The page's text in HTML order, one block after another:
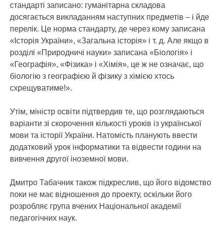
стандарті записано: гуманітарна складова
досягається викладанням наступних предметів – і йде
перелік. Це норма стандарту, де через кому записана
«Історія України», «Загальна історія» і т. д. Але якщо в
розділі «Природничі науки» записана «Біологія» і
«Географія», «Фізика» і «Хімія», це ж не означає, що
біологію з географією й фізику з хімією хтось
схрещуватиме!».
Утім, міністр освіти підтвердив те, що розглядаються
варіанти зі скорочення кількості уроків із української
мови та історії України. Натомість планують ввести
додатковий урок інформатики та відвести години на
вивчення другої іноземної мови.
Дмитро Табачник також підкреслив, що його відомство
поки не має відношення до проекту, оскільки його
розробляє група вчених Національної академії
педагогічних наук.